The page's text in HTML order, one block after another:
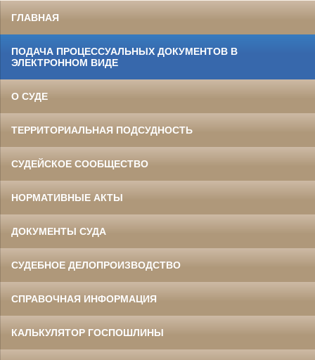
ГЛАВНАЯ
ПОДАЧА ПРОЦЕССУАЛЬНЫХ ДОКУМЕНТОВ В
ЭЛЕКТРОННОМ ВИДЕ
О СУДЕ
ТЕРРИТОРИАЛЬНАЯ ПОДСУДНОСТЬ
СУДЕЙСКОЕ СООБЩЕСТВО
НОРМАТИВНЫЕ АКТЫ
ДОКУМЕНТЫ СУДА
СУДЕБНОЕ ДЕЛОПРОИЗВОДСТВО
СПРАВОЧНАЯ ИНФОРМАЦИЯ
КАЛЬКУЛЯТОР ГОСПОШЛИНЫ